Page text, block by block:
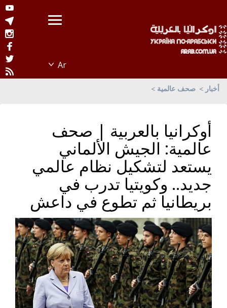
أخبار صحف عالمية
أوكرانيا بالعربية | صحف
عالمية: الجيش الألماني
يستعد لتشكيل نظام عالمي
جديد.. وكويتيا تدرب في
بريطانيا ثم تطوع في داعش